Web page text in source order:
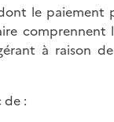
le paiement
comprennent
à raison
de :